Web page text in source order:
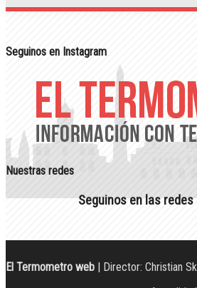
Seguinos en Instagram
Nuestras redes
Seguinos en las
El Termometro web | Director: Christian